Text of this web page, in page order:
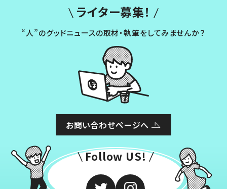
ライター募集！
“人”のグッドニュースの取材・執筆をしてみませんか？
お問い合わせページへ
Follow US!